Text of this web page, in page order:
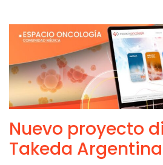
Nuevo proyecto
Takeda Argentina